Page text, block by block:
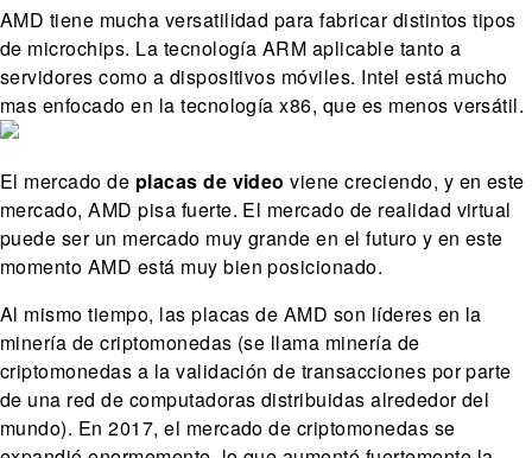
AMD tiene mucha versatilidad para fabricar distintos tipos
de microchips. La tecnología ARM aplicable tanto a
servidores como a dispositivos móviles. Intel está mucho
mas enfocado en la tecnología x86, que es menos versátil.
El mercado de placas de video viene creciendo, y en este
mercado, AMD pisa fuerte. El mercado de realidad virtual
puede ser un mercado muy grande en el futuro y en este
momento AMD está muy bien posicionado.
Al mismo tiempo, las placas de AMD son líderes en la
minería de criptomonedas (se llama minería de
criptomonedas a la validación de transacciones por parte
de una red de computadoras distribuidas alrededor del
mundo). En 2017, el mercado de criptomonedas se